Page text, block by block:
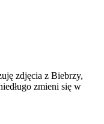
zdjęcia z Biebrzy,
zmieni się w